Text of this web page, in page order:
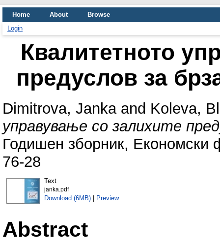
Home About
Browse
Login
Квалитетното
предуслов за
Dimitrova, Jankaand Koleva,
управување со залихите
Годишен зборник, Економски
76-28
Text
janka.pdf
Download (6MB)| Preview
Abstract